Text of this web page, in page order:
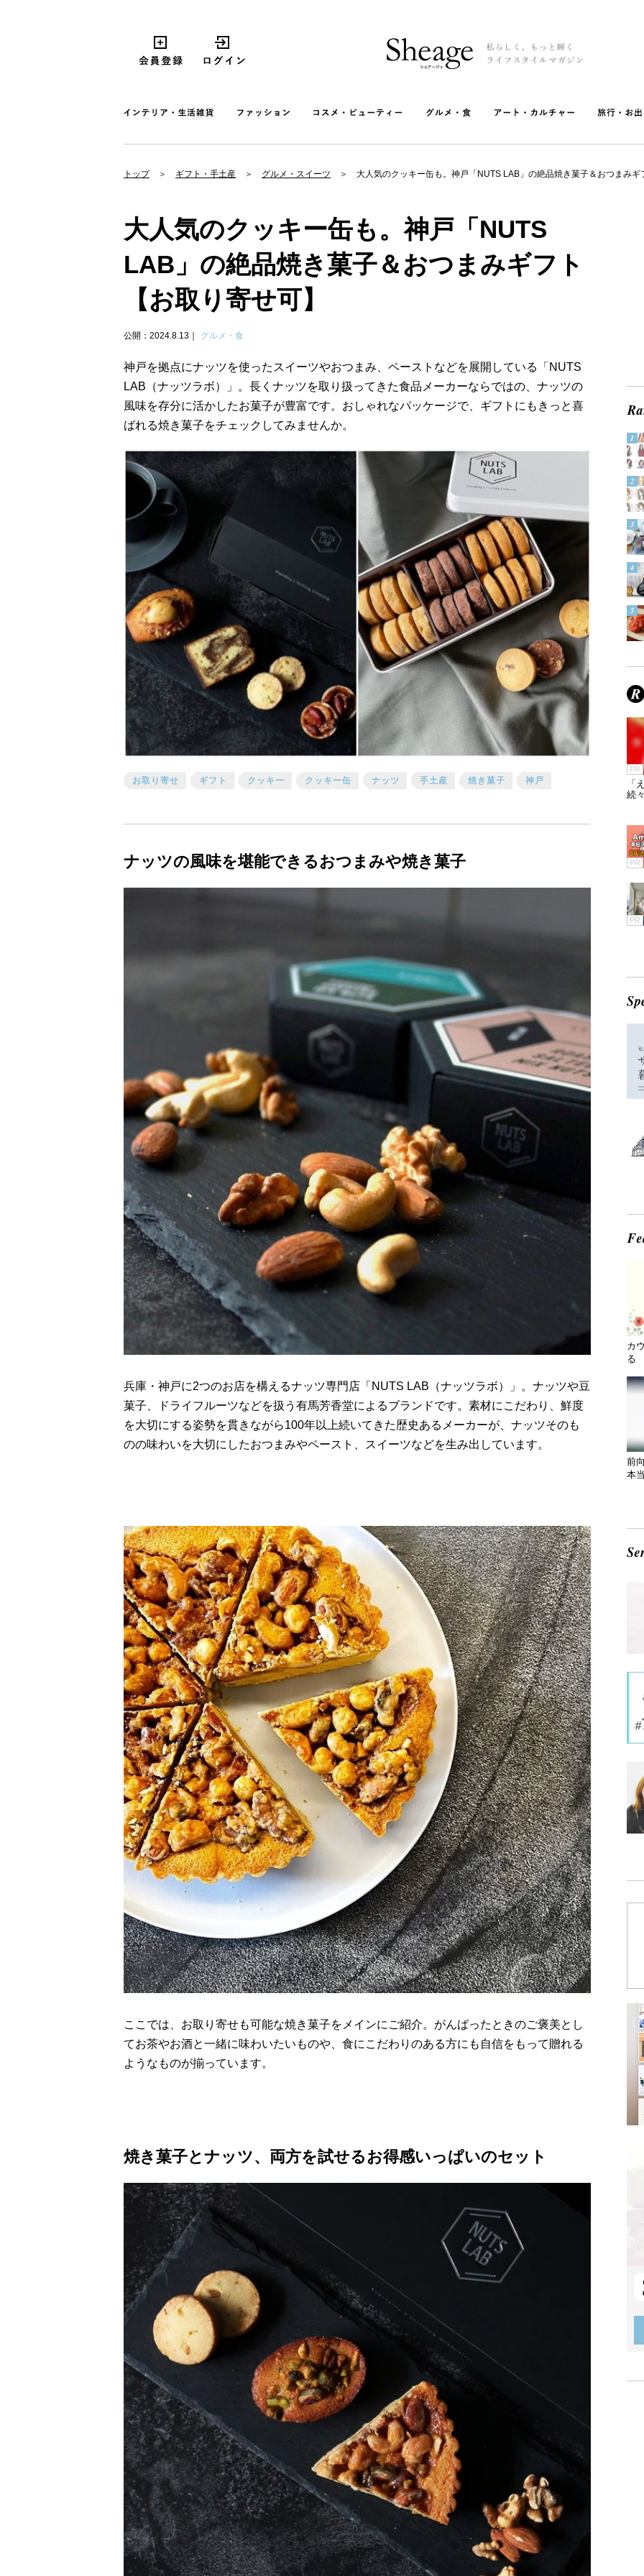
トップ ギフト・手土産 グルメ・スイーツ 大人気のクッキー缶も。神戸「NUTS LAB」の絶品焼き菓子＆おつまみギ
大人気のクッキー缶も。神戸「NUTS
LAB」の絶品焼き菓子＆おつまみギフト
【お取り寄せ可】
公開：2024.8.13 グルメ・食
神戸を拠点にナッツを使ったスイーツやおつまみ、ペーストなどを展開している「NUTS
LAB（ナッツラボ）」。長くナッツを取り扱ってきた食品メーカーならではの、ナッツの
風味を存分に活かしたお菓子が豊富です。おしゃれなパッケージで、ギフトにもきっと喜
ばれる焼き菓子をチェックしてみませんか。
お取り寄せ ギフト クッキー クッキー缶 ナッツ 手土産 焼き菓子 神戸
ナッツの風味を堪能できるおつまみや焼き菓子
兵庫・神戸に2つのお店を構えるナッツ専門店「NUTS LAB（ナッツラボ）」。ナッツや豆
菓子、ドライフルーツなどを扱う有馬芳香堂によるブランドです。素材にこだわり、鮮度
を大切にする姿勢を貫きながら100年以上続いてきた歴史あるメーカーが、ナッツそのも
のの味わいを大切にしたおつまみやペースト、スイーツなどを生み出しています。
ここでは、お取り寄せも可能な焼き菓子をメインにご紹介。がんばったときのご褒美とし
てお茶やお酒と一緒に味わいたいものや、食にこだわりのある方にも自信をもって贈れる
ようなものが揃っています。
焼き菓子とナッツ、両方を試せるお得感いっぱいのセット
PR
「
続
PR
PR
カ
る
前
本